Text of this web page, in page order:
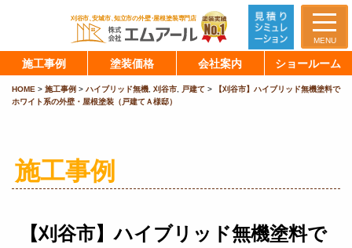
MENU
施工事例 塗装価格 会社案内 ショールーム
HOME > 施工事例 > ハイブリッド無機, 刈谷市, 戸建て >
【刈谷市】ハイブリッド無機塗料で
ホワイト系の外壁・屋根塗装（戸建てＡ様邸）
施工事例
【刈谷市】ハイブリッド無機塗料で